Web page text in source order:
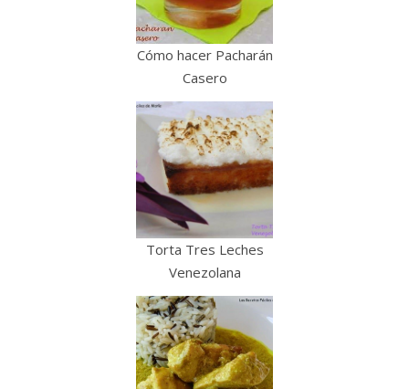
Cómo hacer Pacharán
Casero
Torta Tres Leches
Venezolana